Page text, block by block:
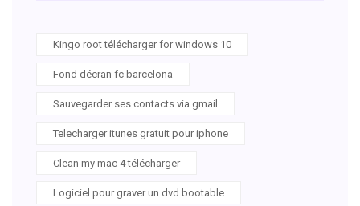
Kingo root télécharger for windows 10
Fond décran fc barcelona
Sauvegarder ses contacts via gmail
Telecharger itunes gratuit pour iphone
Clean my mac 4 télécharger
Logiciel pour graver un dvd bootable